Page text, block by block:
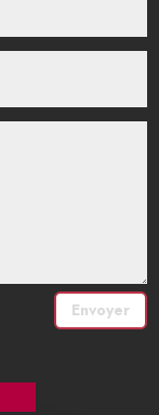
Envoyer